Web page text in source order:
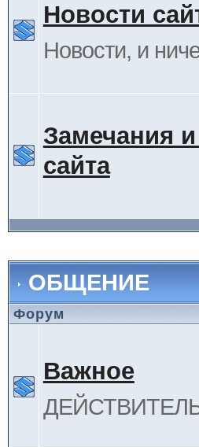
Новости
Новости, и
Замечания
сайта
ОБЩЕНИЕ
Форум
Важное